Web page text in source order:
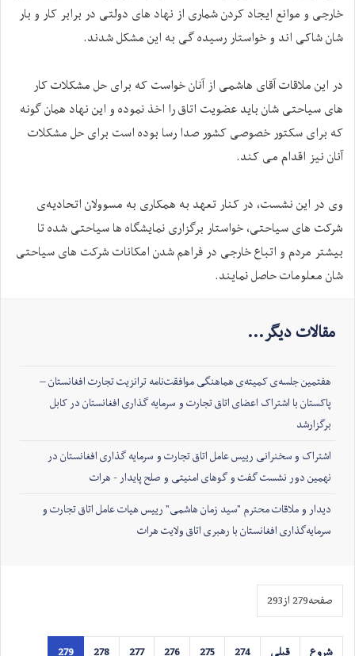
خارجی و موانع ایجاد کردن شماری از نهاد های دولتی در برابر کار و بار
شان شاکی اند و خواستار رسیده گی به این مشکل شدند.
در این ملاقات آقای هاشمی از آنان خواست که برای حل مشکلات کار
های سیاحتی شان باید عضویت اتاق را اخذ نموده و این نهاد همان گونه
که برای سکتور خصوصی کشور صدا رسا بوده است برای حل مشکلات
آنان نیز اقدام می کند.
وی در این نشست، در کنار تعهد به همکاری به مسوولان اتحادیه‌ی
شرکت های سیاحتی، خواستار برگزاری نمایشگاه ها سیاحتی شده تا
بیشتر مردم و اتباع خارجی در فراهم شدن امکانات شرکت های سیاحتی
شان معلومات حاصل نمایند.
مقالات دیگر...
هفتمین جلسه‌ی کمیته‌ی هماهنگی موافقت‌نامه ترانزیت تجارت افغانستان –
پاکستان با اشتراک اعضای اتاق تجارت و سرمایه گذاری افغانستان در کابل
برگزارشد
اشتراک و سخنرانی رییس عامل اتاق تجارت و سرمایه گذاری افغانستان در
نهمین دور نشست گفت و گوهای امنیتی و صلح ‏پایدار - هرات
دیدار و ملاقات محترم "سید زمان هاشمی" رییس هیات عامل اتاق تجارت و
سرمایه‌گذاری افغانستان با رهبری اتاق ولایت هرات
صفحه279 از293
شروع قبلی 274
275
276
277
278
279